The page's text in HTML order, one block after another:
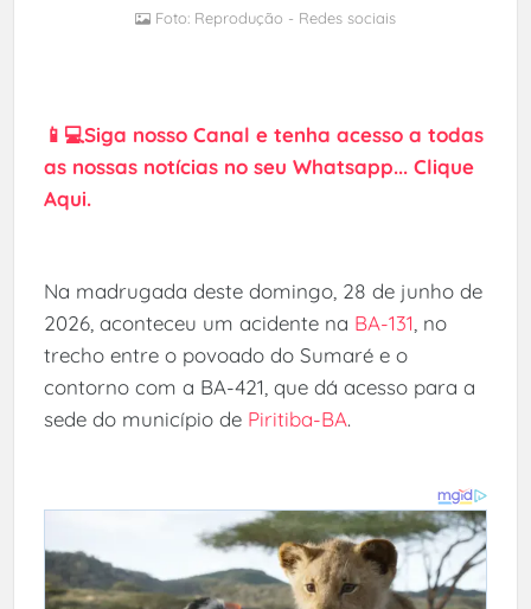
Foto: Reprodução - Redes sociais
📱💻Siga nosso Canal e tenha acesso a todas
as nossas notícias no seu Whatsapp... Clique
Aqui.
Na madrugada deste domingo, 28 de junho de
2026, aconteceu um acidente na BA-131, no
trecho entre o povoado do Sumaré e o
contorno com a BA-421, que dá acesso para a
sede do município de Piritiba-BA.